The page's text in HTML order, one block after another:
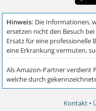
Kontakt •